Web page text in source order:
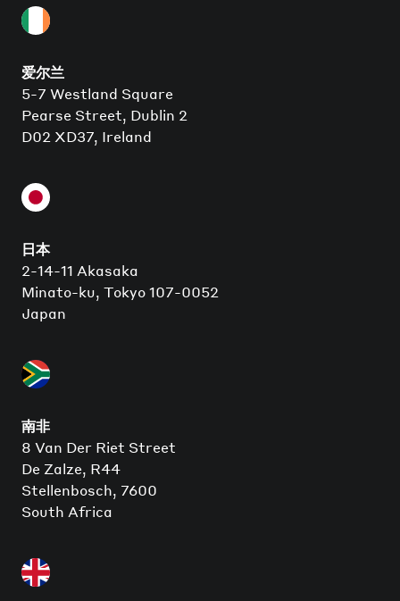
爱尔兰
5-7 Westland Square
Pearse Street, Dublin 2
D02 XD37, Ireland
日本
2-14-11 Akasaka
Minato-ku, Tokyo 107-0052
Japan
南非
8 Van Der Riet Street
De Zalze, R44
Stellenbosch, 7600
South Africa